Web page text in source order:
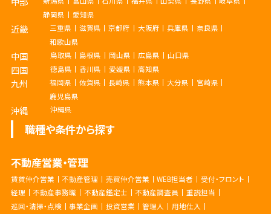
静岡県
愛知県
近畿 三重県 滋賀県 京都府 大阪府 兵庫県
奈良県
和歌山県
中国 鳥取県 島根県 岡山県 広島県 山口県
四国 徳島県 香川県 愛媛県 高知県
九州 福岡県 佐賀県 長崎県 熊本県 大分県
宮崎県
鹿児島県
沖縄 沖縄県
職種や条件から探す
不動産営業・管理
賃貸仲介営業 不動産管理 売買仲介営業 WEB担当者
受付・フロント
経理
不動産事務職 不動産鑑定士 不動産調査員
重説担当
巡回・清掃・点検
事業企画 投資営業 管理人
用地仕入